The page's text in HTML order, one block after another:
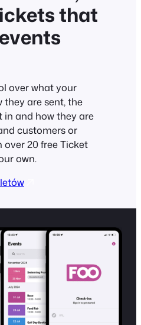
that
over what your
they are sent, the
and how they are
customers or
over 20 free Ticket
own.